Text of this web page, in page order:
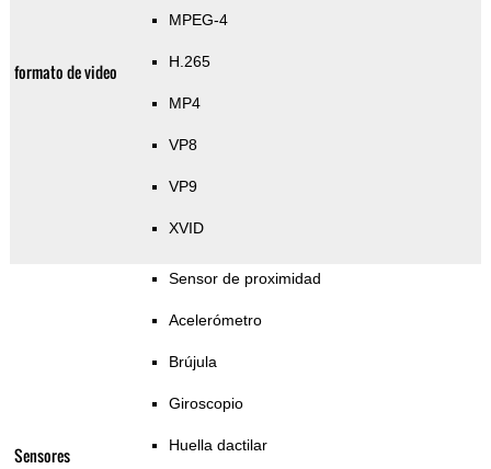
formato de video
MPEG-4
H.265
MP4
VP8
VP9
XVID
Sensores
Sensor de proximidad
Acelerómetro
Brújula
Giroscopio
Huella dactilar